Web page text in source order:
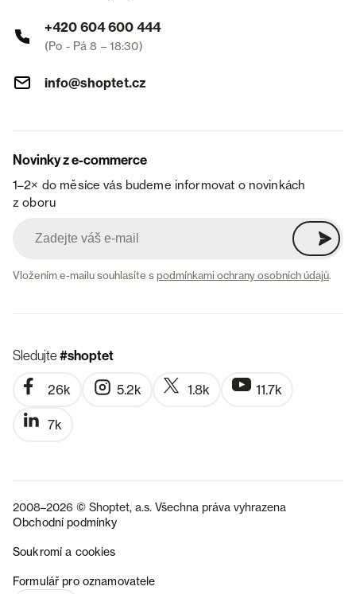
+420 604 600 444
(Po - Pá 8 – 18:30)
info@shoptet.cz
Novinky z e-commerce
1–2× do měsíce vás budeme informovat o novinkách
z oboru
Vložením e-mailu souhlasíte spodmínkami ochrany osobních údajů.
Sledujte#shoptet
26k 5.2k 1.8k 11.7k
7k
2008–2026 © Shoptet, a.s. Všechna práva vyhrazena
Obchodní podmínky
Soukromí a cookies
Formulář pro oznamovatele